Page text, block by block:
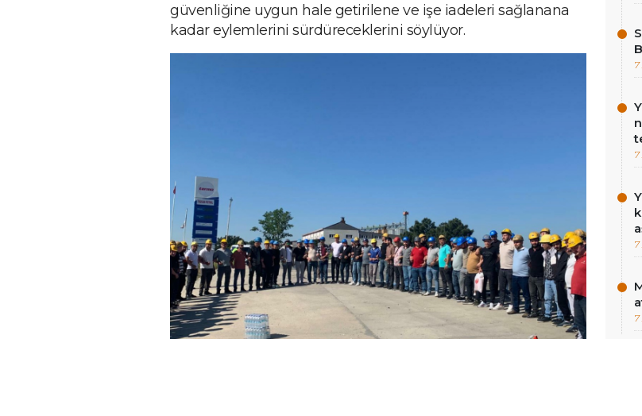
güvenliğine uygun hale getirilene ve işe iadeleri sağlanana
kadar eylemlerini sürdüreceklerini söylüyor.